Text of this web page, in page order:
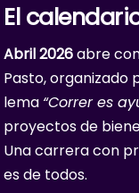
El
Abril 2026abre
Pasto, organizado
lema “Correr es
proyectos de
Una carrera con
es de todos.